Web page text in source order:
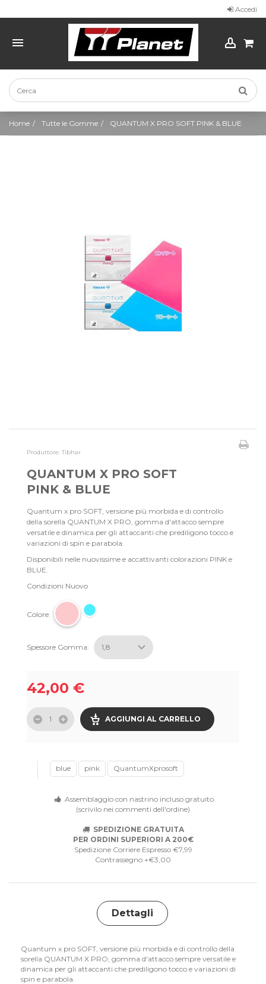
Accedi
Home Tutte le Gomme QUANTUM X PRO SOFT PINK & BLUE
Produttore: Tibhar
QUANTUM X PRO SOFT
PINK & BLUE
Quantum x pro SOFT, versione più morbida e di controllo
della sorella QUANTUM X PRO, gomma d'attacco sempre
versatile e dinamica per gli attaccanti che prediligono tocco e
variazioni di spin e parabola.
Disponibili nelle nuovissime e accattivanti colorazioni PINK e
BLUE.
Condizioni Nuovo
Colore:
Spessore Gomma:
42,00 €
AGGIUNGI AL CARRELLO
blue pink QuantumXprosoft
Assemblaggio con nastrino incluso gratuito
(scrivilo nei commenti dell'ordine)
SPEDIZIONE GRATUITA
PER ORDINI SUPERIORI A 200€
Spedizione Corriere Espresso €7,99
Contrassegno +€3,00
Dettagli
Quantum x pro SOFT, versione più morbida e di controllo della
sorella QUANTUM X PRO, gomma d'attacco sempre versatile e
dinamica per gli attaccanti che prediligono tocco e variazioni di
spin e parabola.